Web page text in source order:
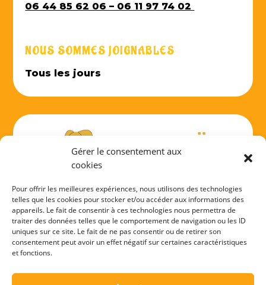
Gérer le consentement aux
cookies
Pour offrir les meilleures expériences, nous utilisons des technologies
telles que les cookies pour stocker et/ou accéder aux informations des
appareils. Le fait de consentir à ces technologies nous permettra de
traiter des données telles que le comportement de navigation ou les ID
uniques sur ce site. Le fait de ne pas consentir ou de retirer son
consentement peut avoir un effet négatif sur certaines caractéristiques
et fonctions.
06 44 85 62 06 – 06 11 97 74 02
NOUS SOMMES JOIGNABLES
Tous les jours
NOUS CONTACTER